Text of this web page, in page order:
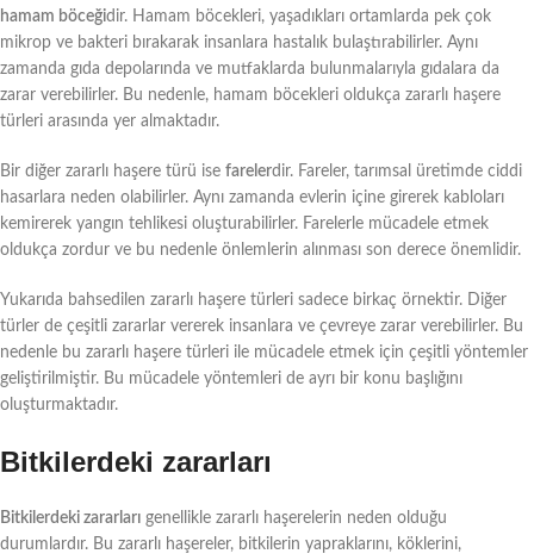
hamam böceğidir. Hamam böcekleri, yaşadıkları ortamlarda pek çok
mikrop ve bakteri bırakarak insanlara hastalık bulaştırabilirler. Aynı
zamanda gıda depolarında ve mutfaklarda bulunmalarıyla gıdalara da
zarar verebilirler. Bu nedenle, hamam böcekleri oldukça zararlı haşere
türleri arasında yer almaktadır.
Bir diğer zararlı haşere türü ise farelerdir. Fareler, tarımsal üretimde ciddi
hasarlara neden olabilirler. Aynı zamanda evlerin içine girerek kabloları
kemirerek yangın tehlikesi oluşturabilirler. Farelerle mücadele etmek
oldukça zordur ve bu nedenle önlemlerin alınması son derece önemlidir.
Yukarıda bahsedilen zararlı haşere türleri sadece birkaç örnektir. Diğer
türler de çeşitli zararlar vererek insanlara ve çevreye zarar verebilirler. Bu
nedenle bu zararlı haşere türleri ile mücadele etmek için çeşitli yöntemler
geliştirilmiştir. Bu mücadele yöntemleri de ayrı bir konu başlığını
oluşturmaktadır.
Bitkilerdeki zararları
Bitkilerdeki zararları genellikle zararlı haşerelerin neden olduğu
durumlardır. Bu zararlı haşereler, bitkilerin yapraklarını, köklerini,